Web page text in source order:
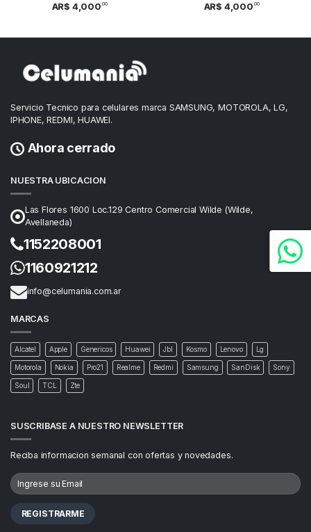
AR$ 4,000 00 AR$ 4,000 00
Servicio Tecnico para celulares marca SAMSUNG, MOTOROLA, LG,
IPHONE, REDMI, HUAWEI.
Ahora cerrado
NUESTRA UBICACION
Las Flores 1600 Loc.129 Centro Comercial Wilde (Wilde,
Avellaneda)
1152208001
1160921212
info@celumania.com.ar
MARCAS
Alcatel Apple Genericos Huawei Jbl Kosmo Lenovo Lg
Motorola Nokia Pro21 Realme Redmi Samsung SanDisk Sony
Soul TCL Zte
SUSCRIBASE A NUESTRO NEWSLETTER
Reciba informacion semanal con ofertas y novedades.